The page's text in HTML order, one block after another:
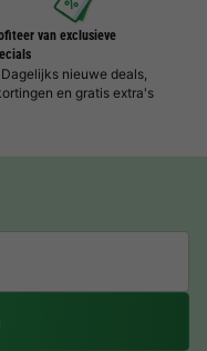
van exclusieve
Dagelijks nieuwe deals,
en gratis extra's